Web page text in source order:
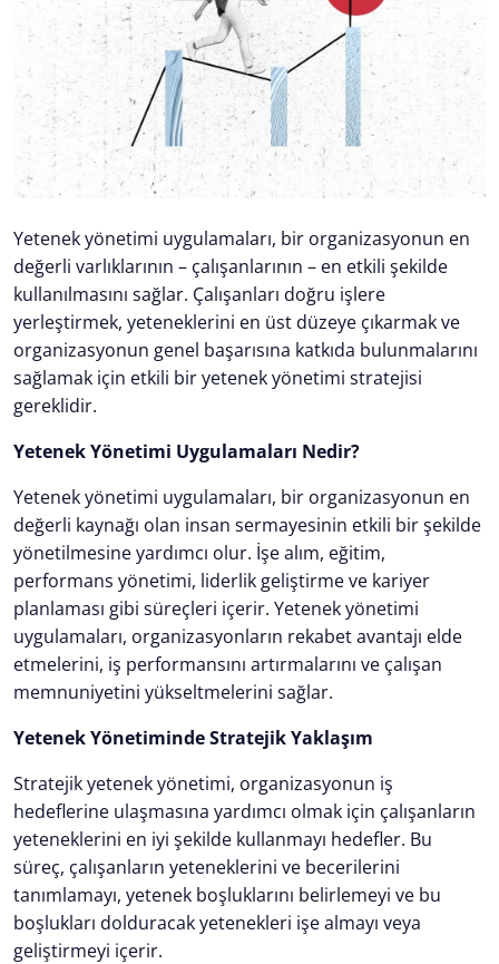
Yetenek yönetimi uygulamaları, bir organizasyonun en
değerli varlıklarının – çalışanlarının – en etkili şekilde
kullanılmasını sağlar. Çalışanları doğru işlere
yerleştirmek, yeteneklerini en üst düzeye çıkarmak ve
organizasyonun genel başarısına katkıda bulunmalarını
sağlamak için etkili bir yetenek yönetimi stratejisi
gereklidir.
Yetenek Yönetimi Uygulamaları Nedir?
Yetenek yönetimi uygulamaları, bir organizasyonun en
değerli kaynağı olan insan sermayesinin etkili bir şekilde
yönetilmesine yardımcı olur. İşe alım, eğitim,
performans yönetimi, liderlik geliştirme ve kariyer
planlaması gibi süreçleri içerir. Yetenek yönetimi
uygulamaları, organizasyonların rekabet avantajı elde
etmelerini, iş performansını artırmalarını ve çalışan
memnuniyetini yükseltmelerini sağlar.
Yetenek Yönetiminde Stratejik Yaklaşım
Stratejik yetenek yönetimi, organizasyonun iş
hedeflerine ulaşmasına yardımcı olmak için çalışanların
yeteneklerini en iyi şekilde kullanmayı hedefler. Bu
süreç, çalışanların yeteneklerini ve becerilerini
tanımlamayı, yetenek boşluklarını belirlemeyi ve bu
boşlukları dolduracak yetenekleri işe almayı veya
geliştirmeyi içerir.